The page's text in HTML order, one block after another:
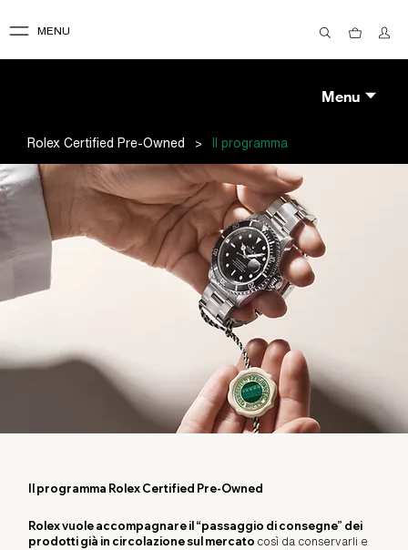
MENU
Menu
Rolex Certified Pre-Owned > Il programma
Il programma Rolex Certified Pre-Owned
Rolex vuole accompagnare il “passaggio di consegne” dei
prodotti già in circolazione sul mercato così da conservarli e